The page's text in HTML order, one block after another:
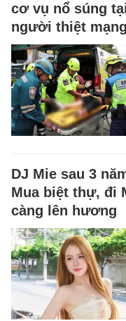
cơ vụ nổ súng
người thiệt mạng
DJ Mie sau 3
Mua biệt thự, đi
càng lên hương